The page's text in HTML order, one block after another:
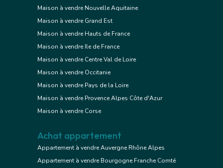
Maison à vendre Nouvelle Aquitaine
Maison à vendre Grand Est
Maison à vendre Hauts de France
Maison à vendre Ile de France
Maison à vendre Centre Val de Loire
Maison à vendre Occitanie
Maison à vendre Pays de la Loire
Maison à vendre Provence Alpes Côte d'Azur
Maison à vendre Corse
Achat appartement
Appartement à vendre Auvergne Rhône Alpes
Appartement à vendre Bourgogne Franche Comté